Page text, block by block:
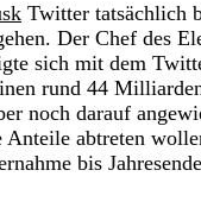
Twitter tatsächlich
Der Chef des
sich mit dem
rund 44
noch darauf
Anteile abtreten
bis